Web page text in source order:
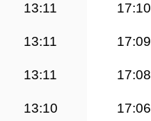
13:11 17:10
13:11 17:09
13:11 17:08
13:10 17:06